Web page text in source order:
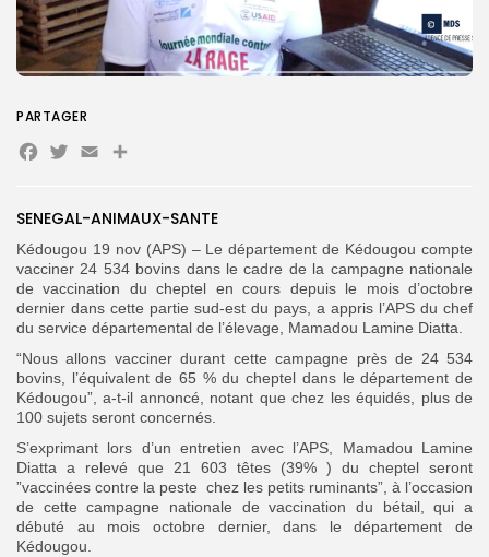
Search
for:
SENEGAL-ANIMAUX-SANTE
Kédougou 19 nov (APS) – Le département de Kédougou compte
vacciner 24 534 bovins dans le cadre de la campagne nationale
de vaccination du cheptel en cours depuis le mois d’octobre
dernier dans cette partie sud-est du pays, a appris l’APS du chef
du service départemental de l’élevage, Mamadou Lamine Diatta.
“Nous allons vacciner durant cette campagne près de 24 534
bovins, l’équivalent de 65 % du cheptel dans le département de
Kédougou”, a-t-il annoncé, notant que chez les équidés, plus de
100 sujets seront concernés.
S’exprimant lors d’un entretien avec l’APS, Mamadou Lamine
Diatta a relevé que 21 603 têtes (39% ) du cheptel seront
”vaccinées contre la peste chez les petits ruminants”, à l’occasion
de cette campagne nationale de vaccination du bétail, qui a
débuté au mois octobre dernier, dans le département de
Kédougou.
PARTAGER
Facebook
Twitter
EmailPartager